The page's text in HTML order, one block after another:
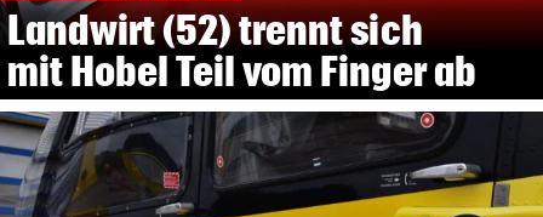
Landwirt (52) trennt sich
mit Hobel Teil vom Finger ab